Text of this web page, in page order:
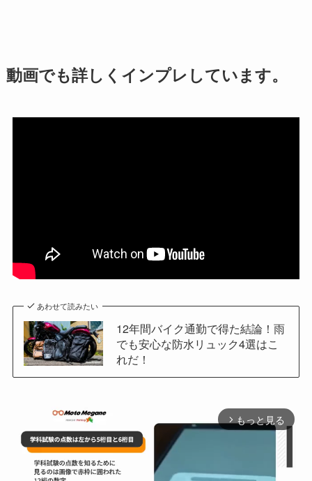
動画でも詳しくインプレしています。
あわせて読みたい
12年間バイク通勤で得た結論！雨
でも安心な防水リュック4選はこ
れだ！
arrow_forward_ios もっと見る